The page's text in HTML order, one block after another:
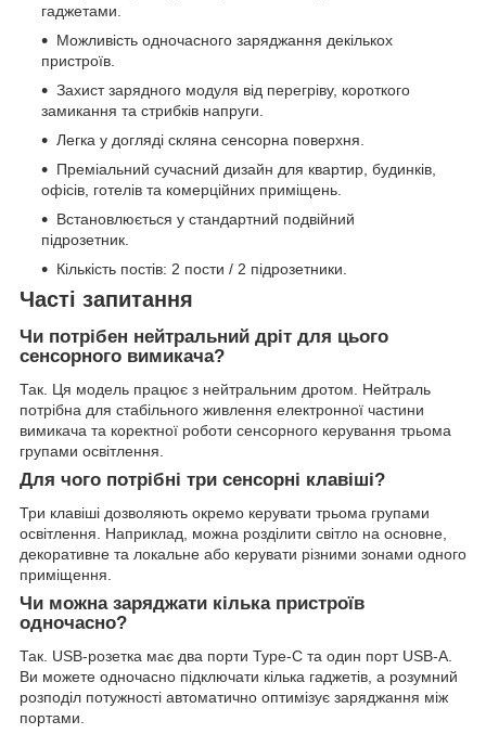
гаджетами.
Можливість одночасного заряджання декількох
пристроїв.
Захист зарядного модуля від перегріву, короткого
замикання та стрибків напруги.
Легка у догляді скляна сенсорна поверхня.
Преміальний сучасний дизайн для квартир, будинків,
офісів, готелів та комерційних приміщень.
Встановлюється у стандартний подвійний
підрозетник.
Кількість постів: 2 пости / 2 підрозетники.
Часті запитання
Чи потрібен нейтральний дріт для цього
сенсорного вимикача?
Так. Ця модель працює з нейтральним дротом. Нейтраль
потрібна для стабільного живлення електронної частини
вимикача та коректної роботи сенсорного керування трьома
групами освітлення.
Для чого потрібні три сенсорні клавіші?
Три клавіші дозволяють окремо керувати трьома групами
освітлення. Наприклад, можна розділити світло на основне,
декоративне та локальне або керувати різними зонами одного
приміщення.
Чи можна заряджати кілька пристроїв
одночасно?
Так. USB-розетка має два порти Type-C та один порт USB-A.
Ви можете одночасно підключати кілька гаджетів, а розумний
розподіл потужності автоматично оптимізує заряджання між
портами.